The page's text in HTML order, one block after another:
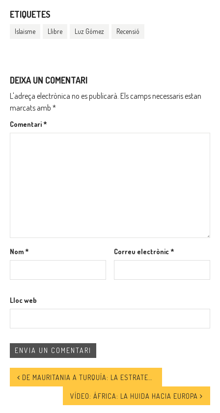
ETIQUETES
Islaisme Llibre Luz Gómez Recensió
DEIXA UN COMENTARI
L'adreça electrònica no es publicarà. Els camps necessaris estan
marcats amb *
Comentari*
Nom* Correu electrònic*
Lloc web
DE MAURITANIA A TURQUÍA: LA ESTRATEGIA DEL GOBIERNO DE DAR BARCOS Y FORMAR A AGENTES MARROQUÍES PARA FRENAR LA LLEGADA DE MIGRANTES NO ES NUEVA
VÍDEO: ÁFRICA: LA HUIDA HACIA EUROPA